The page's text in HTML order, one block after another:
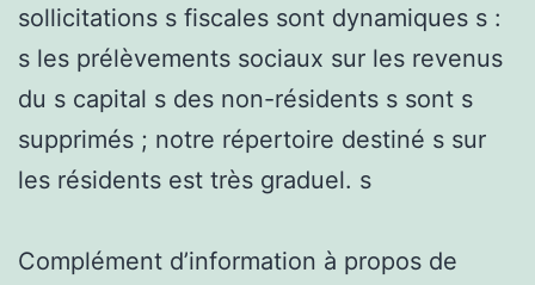
sollicitations s fiscales sont dynamiques s :
s les prélèvements sociaux sur les revenus
du s capital s des non-résidents s sont s
supprimés ; notre répertoire destiné s sur
les résidents est très graduel. s
Complément d’information à propos de